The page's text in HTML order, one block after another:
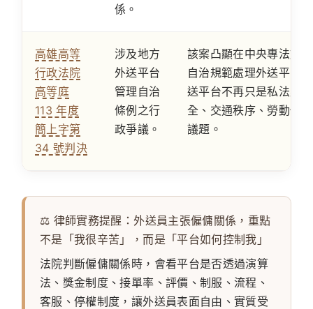
係。
高雄高等
行政法院
高等庭
113 年度
簡上字第
34 號判決
涉及地方
外送平台
管理自治
條例之行
政爭議。
該案凸顯在中央專法施
自治規範處理外送平台
送平台不再只是私法契
全、交通秩序、勞動保
議題。
⚖️ 律師實務提醒：外送員主張僱傭關係，重點
不是「我很辛苦」，而是「平台如何控制我」
法院判斷僱傭關係時，會看平台是否透過演算
法、獎金制度、接單率、評價、制服、流程、
客服、停權制度，讓外送員表面自由、實質受